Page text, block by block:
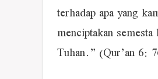
terhadap apa yang
menciptakan
Tuhan.” (Qur’an 6: